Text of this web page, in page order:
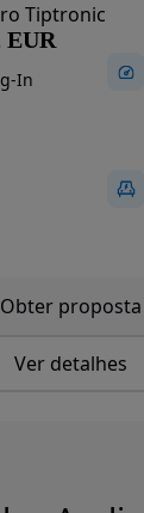
Tiptronic
EUR
In
Obter proposta
Ver detalhes